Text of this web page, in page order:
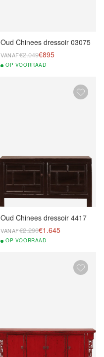
Oud Chinees dressoir 03075
VANAF€2.049€895
OP VOORRAAD
Oud Chinees dressoir 4417
VANAF€2.290€1.645
OP VOORRAAD